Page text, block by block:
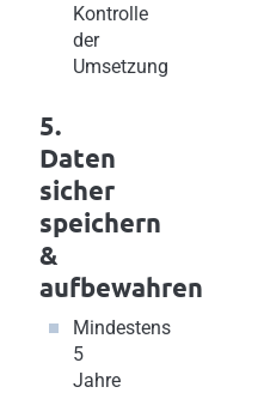
Kontrolle
der
Umsetzung
5.
Daten
sicher
speichern
&
aufbewahren
Mindestens
5
Jahre